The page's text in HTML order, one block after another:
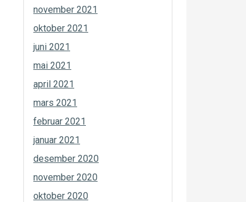
november 2021
oktober 2021
juni 2021
mai 2021
april 2021
mars 2021
februar 2021
januar 2021
desember 2020
november 2020
oktober 2020